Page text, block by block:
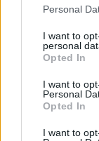
Personal
I want to
personal
Opted In
I want to
Personal
Opted In
I want to
Esim for USA|